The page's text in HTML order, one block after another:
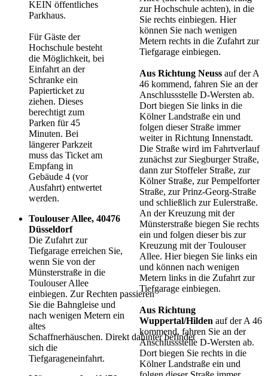
KEIN öffentliches
Parkhaus.​
Für Gäste der
Hochschule besteht
die Möglichkeit, bei
Einfahrt an der
Schranke ein
Papierticket zu
ziehen. Dieses
berechtigt zum
Parken für 45
Minuten. Bei
längerer Parkzeit
muss das Ticket am
Empfang in
Gebäude 4 (vor
Ausfahrt) entwertet
werden.​​
Toulouser Allee, 40476
Düsseldorf
Die Zufahrt zur
Tiefgarage erreichen Sie,
wenn Sie von der
Münsterstraße in die
Toulouser Allee
einbiegen. Zur Rechten passieren
Sie die Bahngleise und
nach wenigen Metern ein
altes
Schaffnerhäuschen. Direkt dahinter befindet
sich die
Tiefgarageneinfahrt.
zur Hochschule achten), in die
Sie rechts einbiegen. Hier
können Sie nach wenigen
Metern rechts in die Zufahrt zur
Tiefgarage einbiegen.
Aus Richtung Neussauf der A
46 kommend, fahren Sie an der
Anschlussstelle D-Wersten ab.
Dort biegen Sie links in die
Kölner Landstraße ein und
folgen dieser Straße immer
weiter in Richtung Innenstadt.
Die Straße wird im Fahrtverlauf
zunächst zur Siegburger Straße,
dann zur Stoffeler Straße, zur
Kölner Straße, zur Pempelforter
Straße, zur Prinz-Georg-Straße
und schließlich zur Eulerstraße.
An der Kreuzung mit der
Münsterstraße biegen Sie rechts
ein und folgen dieser bis zur
Kreuzung mit der Toulouser
Allee. Hier biegen Sie links ein
und können nach wenigen
Metern links in die Zufahrt zur
Tiefgarage einbiegen.
Aus Richtung
Wuppertal/Hilden auf der A 46
kommend, fahren Sie an der
Anschlussstelle D-Wersten ab.
Dort biegen Sie rechts in die
Kölner Landstraße ein und